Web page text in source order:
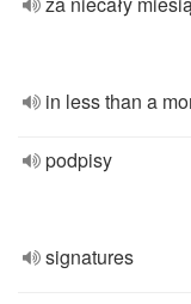
in less than a
podpisy
signatures